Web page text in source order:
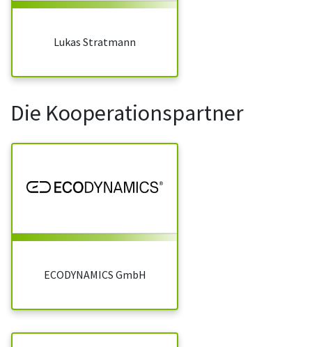
Lukas Stratmann
Die Kooperationspartner
ECODYNAMICS GmbH